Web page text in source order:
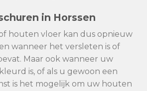
in Horssen
houten vloer kan dus opnieuw
wanneer het versleten is of
Maar ook wanneer uw
is, of als u gewoon een
is het mogelijk om uw houten